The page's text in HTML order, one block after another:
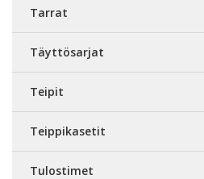
Tarrat
Täyttösarjat
Teipit
Teippikasetit
Tulostimet